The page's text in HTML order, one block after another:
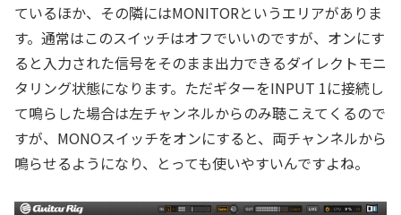
ているほか、その隣にはMONITORというエリアがありま
す。通常はこのスイッチはオフでいいのですが、オンにす
ると入力された信号をそのまま出力できるダイレクトモニ
タリング状態になります。ただギターをINPUT 1に接続し
て鳴らした場合は左チャンネルからのみ聴こえてくるので
すが、MONOスイッチをオンにすると、両チャンネルから
鳴らせるようになり、とっても使いやすいんですよね。